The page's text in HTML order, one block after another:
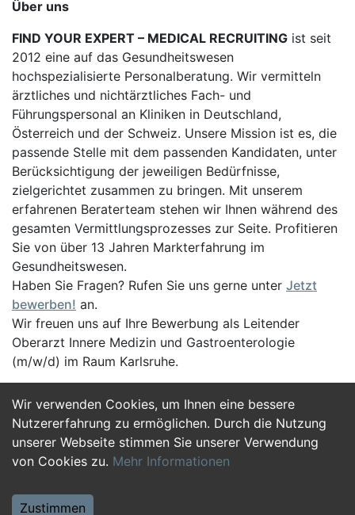
Wir verwenden Cookies, um Ihnen eine bessere
Nutzererfahrung zu ermöglichen. Durch die Nutzung
unserer Webseite stimmen Sie unserer Verwendung
von Cookies zu. Mehr Informationen
Zustimmen
Über uns
FIND YOUR EXPERT – MEDICAL RECRUITING ist seit
2012 eine auf das Gesundheitswesen
hochspezialisierte Personalberatung. Wir vermitteln
ärztliches und nichtärztliches Fach- und
Führungspersonal an Kliniken in Deutschland,
Österreich und der Schweiz. Unsere Mission ist es, die
passende Stelle mit dem passenden Kandidaten, unter
Berücksichtigung der jeweiligen Bedürfnisse,
zielgerichtet zusammen zu bringen. Mit unserem
erfahrenen Beraterteam stehen wir Ihnen während des
gesamten Vermittlungsprozesses zur Seite. Profitieren
Sie von über 13 Jahren Markterfahrung im
Gesundheitswesen.
Haben Sie Fragen? Rufen Sie uns gerne unter Jetzt
bewerben! an.
Wir freuen uns auf Ihre Bewerbung als Leitender
Oberarzt Innere Medizin und Gastroenterologie
(m/w/d) im Raum Karlsruhe.
Jetzt Bewerben